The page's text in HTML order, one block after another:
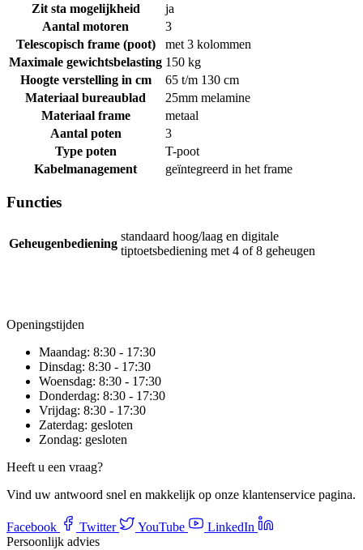
Zit sta mogelijkheid
ja
Aantal motoren
3
Telescopisch frame (poot)
met 3 kolommen
Maximale gewichtsbelasting 150 kg
Hoogte verstelling in cm
65 t/m 130 cm
Materiaal bureaublad
25mm melamine
Materiaal frame
metaal
Aantal poten
3
Type poten
T-poot
Kabelmanagement
geïntegreerd in het frame
Functies
Geheugenbediening
standaard hoog/laag en digitale
tiptoetsbediening met 4 of 8 geheugen
Openingstijden
Maandag: 8:30 - 17:30
Dinsdag: 8:30 - 17:30
Woensdag: 8:30 - 17:30
Donderdag: 8:30 - 17:30
Vrijdag: 8:30 - 17:30
Zaterdag: gesloten
Zondag: gesloten
Heeft u een vraag?
Vind uw antwoord snel en makkelijk op onze klantenservice pagina.
Facebook Twitter YouTube
LinkedIn
Persoonlijk advies